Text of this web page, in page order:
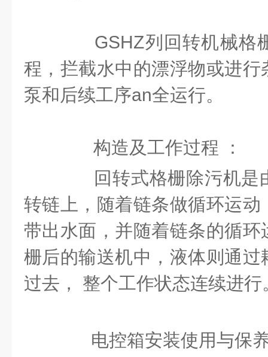
GSHZ列回转机械格
程，拦截水中的漂浮物或进
泵和后续工序an全运行。
构造及工作过程
：
回转式格栅除污机是
转链上，随着链条做循环运
带出水面，并随着链条的循
栅后的输送机中，液体则通
过去， 整个工作状态连续进行
电控箱安装使用与保